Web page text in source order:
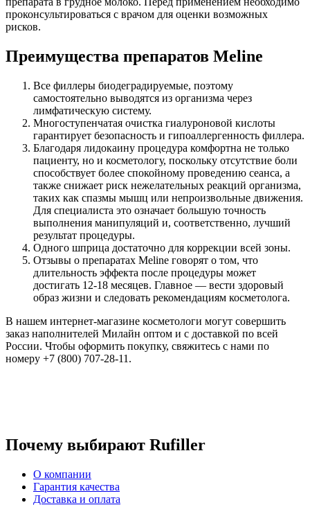
проконсультироваться с врачом для оценки возможных
рисков.
Преимущества препаратов Meline
Все филлеры биодеградируемые, поэтому
самостоятельно выводятся из организма через
лимфатическую систему.
Многоступенчатая очистка гиалуроновой кислоты
гарантирует безопасность и гипоаллергенность филлера.
Благодаря лидокаину процедура комфортна не только
пациенту, но и косметологу, поскольку отсутствие боли
способствует более спокойному проведению сеанса, а
также снижает риск нежелательных реакций организма,
таких как спазмы мышц или непроизвольные движения.
Для специалиста это означает большую точность
выполнения манипуляций и, соответственно, лучший
результат процедуры.
Одного шприца достаточно для коррекции всей зоны.
Отзывы о препаратах Meline говорят о том, что
длительность эффекта после процедуры может
достигать 12-18 месяцев. Главное — вести здоровый
образ жизни и следовать рекомендациям косметолога.
В нашем интернет-магазине косметологи могут совершить
заказ наполнителей Милайн оптом и с доставкой по всей
России. Чтобы оформить покупку, свяжитесь с нами по
номеру +7 (800) 707-28-11.
Почему выбирают Rufiller
О компании
Гарантия качества
Доставка и оплата